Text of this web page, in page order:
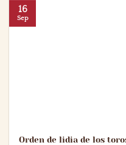
Orden de lidia de los
16
Sep